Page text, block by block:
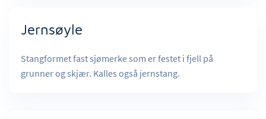
Jernsøyle
Stangformet fast sjømerke som er festet i fjell på
grunner og skjær. Kalles også jernstang.